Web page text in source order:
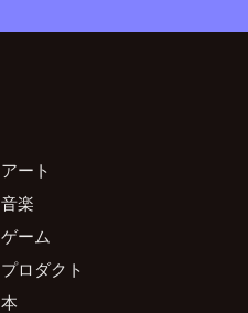
アート
音楽
ゲーム
プロダクト
本